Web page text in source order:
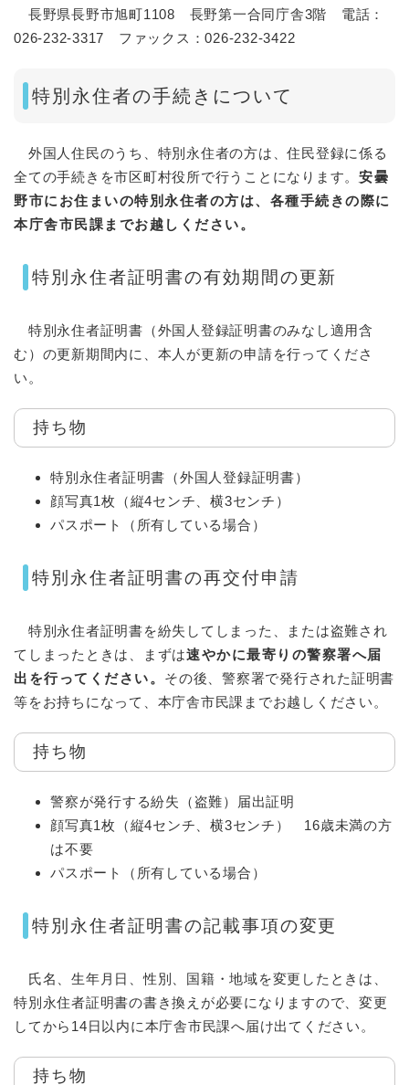
長野県長野市旭町1108 長野第一合同庁舎3階 電話：
026-232-3317 ファックス：026-232-3422
特別永住者の手続きについて
外国人住民のうち、特別永住者の方は、住民登録に係る
全ての手続きを市区町村役所で行うことになります。 安曇
野市にお住まいの特別永住者の方は、各種手続きの際に
本庁舎市民課までお越しください。
特別永住者証明書の有効期間の更新
特別永住者証明書（外国人登録証明書のみなし適用含
む）の更新期間内に、本人が更新の申請を行ってくださ
い。
持ち物
特別永住者証明書（外国人登録証明書）
顔写真1枚（縦4センチ、横3センチ）
パスポート（所有している場合）
特別永住者証明書の再交付申請
特別永住者証明書を紛失してしまった、または盗難され
てしまったときは、まずは速やかに最寄りの警察署へ届
出を行ってください。 その後、警察署で発行された証明書
等をお持ちになって、本庁舎市民課までお越しください。
持ち物
警察が発行する紛失（盗難）届出証明
顔写真1枚（縦4センチ、横3センチ） 16歳未満の方
は不要
パスポート（所有している場合）
特別永住者証明書の記載事項の変更
氏名、生年月日、性別、国籍・地域を変更したときは、
特別永住者証明書の書き換えが必要になりますので、変更
してから14日以内に本庁舎市民課へ届け出てください。
持ち物